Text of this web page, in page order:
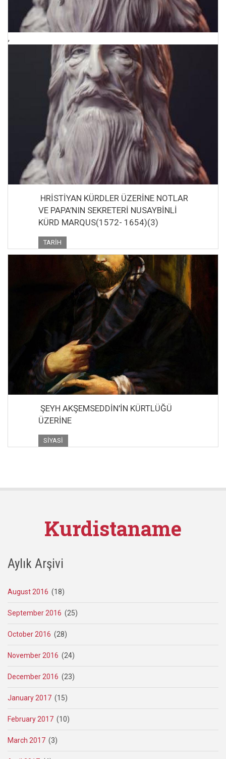
,
HRİSTİYAN KÜRDLER ÜZERİNE NOTLAR
VE PAPA’NIN SEKRETERİ NUSAYBİNLİ
KÜRD MARQUS(1572- 1654)(3)
TARIH
ŞEYH AKŞEMSEDDİN'İN KÜRTLÜĞÜ
ÜZERİNE
SIYASI
Kurdistaname
Aylık Arşivi
August 2016 (18)
September 2016 (25)
October 2016 (28)
November 2016 (24)
December 2016 (23)
January 2017 (15)
February 2017 (10)
March 2017 (3)